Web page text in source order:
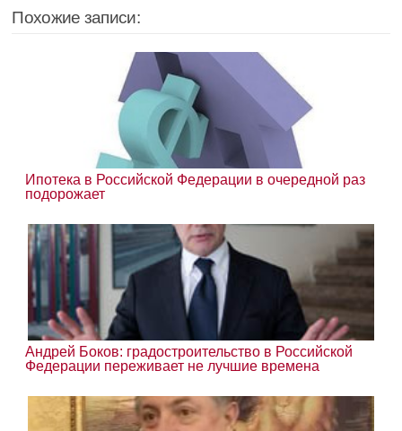
Похожие записи:
Ипотека в Российской Федерации в очередной раз
подорожает
Андрей Боков: градостроительство в Российской
Федерации переживает не лучшие времена